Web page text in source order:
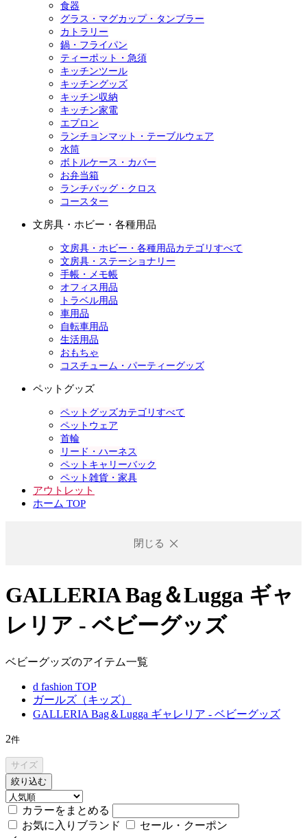
食器
グラス・マグカップ・タンブラー
カトラリー
鍋・フライパン
ティーポット・急須
キッチンツール
キッチングッズ
キッチン収納
キッチン家電
エプロン
ランチョンマット・テーブルウェア
水筒
ボトルケース・カバー
お弁当箱
ランチバッグ・クロス
コースター
文房具・ホビー・各種用品
文房具・ホビー・各種用品カテゴリすべて
文房具・ステーショナリー
手帳・メモ帳
オフィス用品
トラベル用品
車用品
自転車用品
生活用品
おもちゃ
コスチューム・パーティーグッズ
ペットグッズ
ペットグッズカテゴリすべて
ペットウェア
首輪
リード・ハーネス
ペットキャリーバック
ペット雑貨・家具
アウトレット
ホーム TOP
閉じる
GALLERIA Bag＆Lugga ギャ
レリア - ベビーグッズ
ベビーグッズのアイテム一覧
d fashion TOP
ガールズ（キッズ）
GALLERIA Bag＆Lugga ギャレリア - ベビーグッズ
2件
サイズ
絞り込む
カラーをまとめる
お気に入りブランド
セール・クーポン